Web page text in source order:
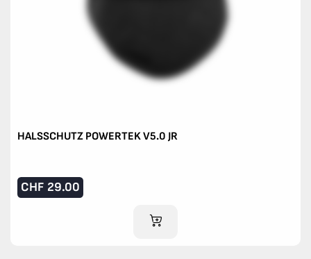
HALSSCHUTZ POWERTEK V5.0 JR
CHF 29.00
IM WARENKORB